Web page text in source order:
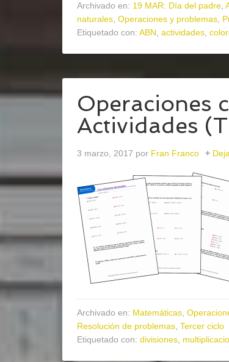
Archivado en: 19 MAR: Día del padre,
naturales, Operaciones y problemas,
Etiquetado con: ABN, actividades,
Operaciones
Actividades
3 marzo, 2017 por Fran Franco
Archivado en: Matemáticas,
Resolución de problemas, Tercer ciclo
Etiquetado con: divisiones,